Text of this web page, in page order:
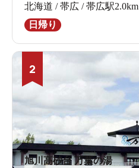
北海道 / 帯広 / 帯広駅2.0km
日帰り
2
旭川高砂台 万葉の湯